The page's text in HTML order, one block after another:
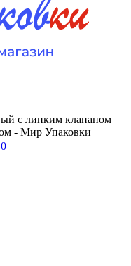
с липким клапаном
- Мир Упаковки
0